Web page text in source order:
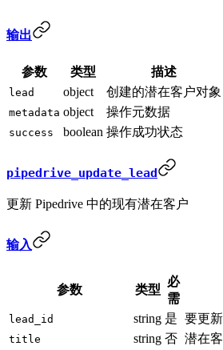
输出
参数 类型 描述
lead object 创建的潜在客户对象
metadata object 操作元数据
success boolean 操作成功状态
pipedrive_update_lead
更新 Pipedrive 中的现有潜在客户
输入
参数 类型
必
需
lead_id string 是 要更
title string 否 潜在